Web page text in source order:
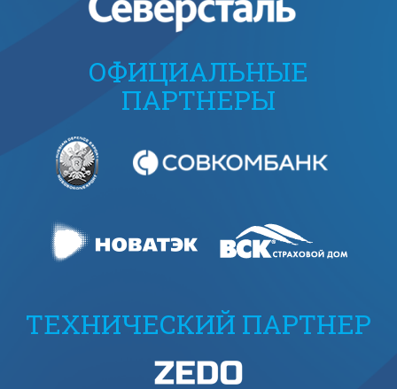
ОФИЦИАЛЬНЫЕ
ПАРТНЕРЫ
ТЕХНИЧЕСКИЙ ПАРТНЕР